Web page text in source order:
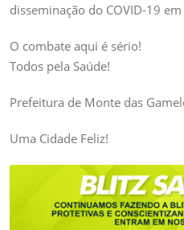
disseminação do COVID-19
O combate aqui é sério!
Todos pela Saúde!
Prefeitura de Monte das
Uma Cidade Feliz!